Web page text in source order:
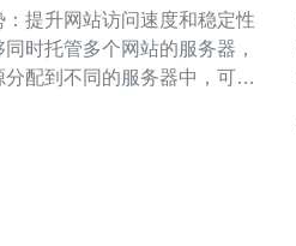
提升网站访问速度和稳定性
时托管多个网站的服务器，
配到不同的服务器中，可以
更快地响应来自亚洲地区的